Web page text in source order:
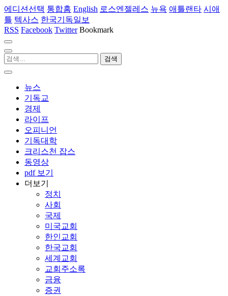
에디션선택 통합홈 English 로스엔젤레스 뉴욕 애틀랜타 시애
틀 텍사스 한국기독일보
RSS Facebook Twitter Bookmark
뉴스
기독교
경제
라이프
오피니언
기독대학
크리스천 잡스
동영상
pdf 보기
더보기
정치
사회
국제
미국교회
한인교회
한국교회
세계교회
교회주소록
금융
증권